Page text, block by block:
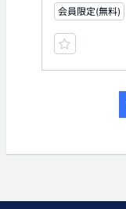
会員限定(無料)